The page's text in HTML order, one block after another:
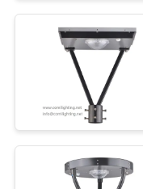
СВЯЖИТЕСЬ
НОВОСТИ
СЛУЧАИ